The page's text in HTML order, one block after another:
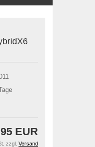
EUR
zzgl. Versand